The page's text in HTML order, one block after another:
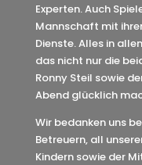
Experten. Auch
Mannschaft mit
Dienste. Alles in
das nicht nur die
Ronny Steil sowie
Abend glücklich
Wir bedanken uns
Betreuern, all
Kindern sowie der